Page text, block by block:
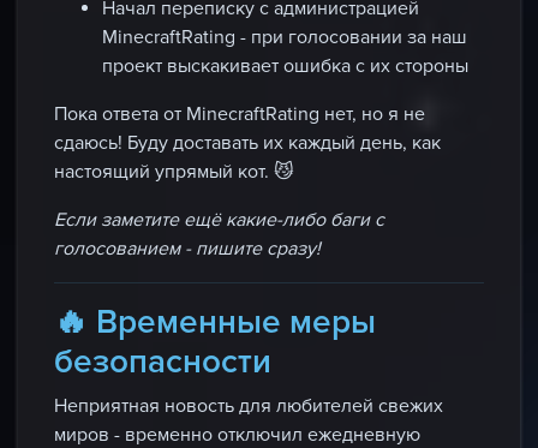
Начал переписку с администрацией
MinecraftRating - при голосовании за наш
проект выскакивает ошибка с их стороны
Пока ответа от MinecraftRating нет, но я не
сдаюсь! Буду доставать их каждый день, как
настоящий упрямый кот. 😼
Если заметите ещё какие-либо баги с
голосованием - пишите сразу!
🔥 Временные меры
безопасности
Неприятная новость для любителей свежих
миров - временно отключил ежедневную